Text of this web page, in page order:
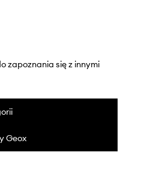
zapoznania się z innymi
Geox